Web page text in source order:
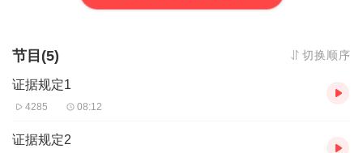
节目(5) 切换顺序
证据规定1
4285 08:12
证据规定2